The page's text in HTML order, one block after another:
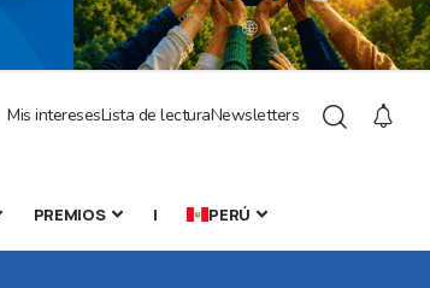
Mis interesesLista de lecturaNewsletters
PREMIOS | PERÚ